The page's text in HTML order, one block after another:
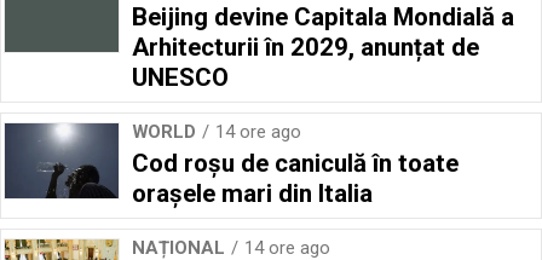
Beijing devine Capitala Mondială a
Arhitecturii în 2029, anunțat de
UNESCO
WORLD 14 ore ago
Cod roșu de caniculă în toate
orașele mari din Italia
NAȚIONAL 14 ore ago